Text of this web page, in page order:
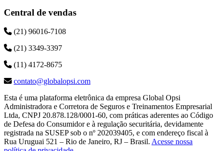
Central de vendas
(21) 96016-7108
(21) 3349-3397
(11) 4172-8675
contato@globalopsi.com
Esta é uma plataforma eletrônica da empresa Global Opsi
Administradora e Corretora de Seguros e Treinamentos Empresarial
Ltda, CNPJ 20.878.128/0001-60, com práticas aderentes ao Código
de Defesa do Consumidor e à regulação securitária, devidamente
registrada na SUSEP sob o nº 202039405, e com endereço fiscal à
Rua Uruguai 521 – Rio de Janeiro, RJ – Brasil. Acesse nossa